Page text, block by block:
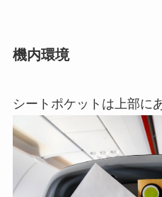
機内環境
シートポケットは上部に